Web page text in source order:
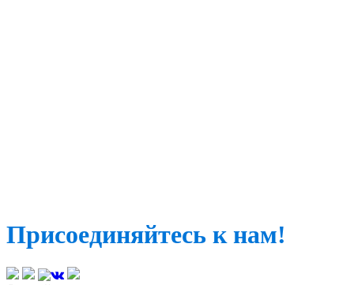
Присоединяйтесь к нам!